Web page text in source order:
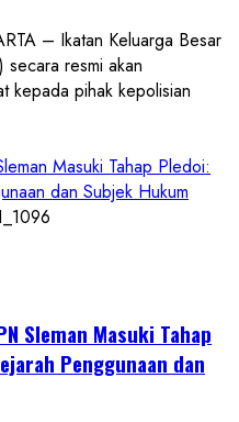
– Ikatan Keluarga Besar
secara resmi akan
kepada pihak kepolisian
Masuki Tahap Pledoi:
dan Subjek Hukum
Sleman Masuki Tahap
Penggunaan dan